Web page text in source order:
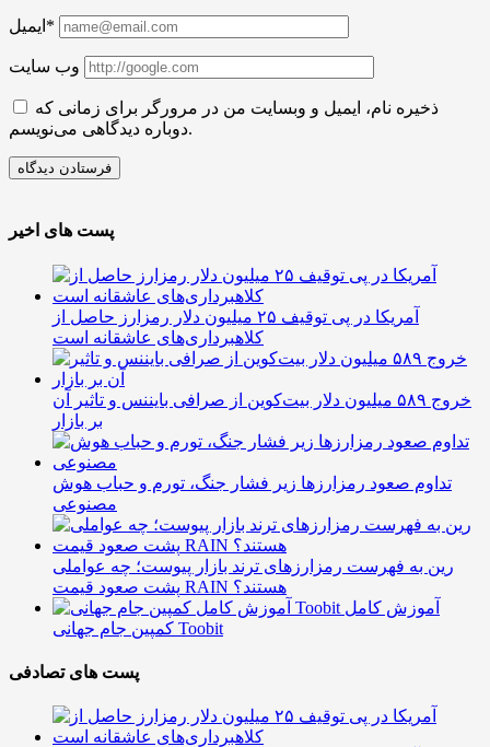
ایمیل*
وب سایت
ذخیره نام، ایمیل و وبسایت من در مرورگر برای زمانی که
دوباره دیدگاهی می‌نویسم.
پست های اخیر
آمریکا در پی توقیف ۲۵ میلیون دلار رمزارز حاصل از
کلاهبرداری‌های عاشقانه است
خروج ۵۸۹ میلیون دلار بیت‌کوین از صرافی بایننس و تاثیر آن
بر بازار
تداوم صعود رمزارزها زیر فشار جنگ، تورم و حباب هوش
مصنوعی
رین به فهرست رمزارزهای ترند بازار پیوست؛ چه عواملی
پشت صعود قیمت RAIN هستند؟
آموزش کامل
کمپین جام جهانی Toobit
پست های تصادفی